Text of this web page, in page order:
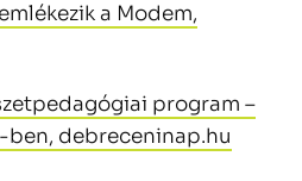
a Modem,
program –
ben, debreceninap.hu